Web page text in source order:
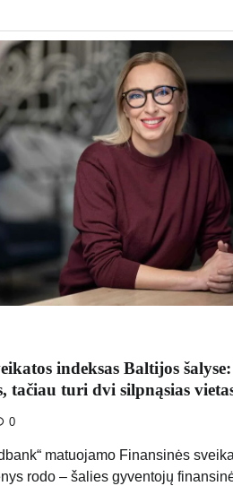
indeksas Baltijos
tačiau turi dvi silpnąsias
0
matuojamo Finansinės
rodo – šalies gyventojų